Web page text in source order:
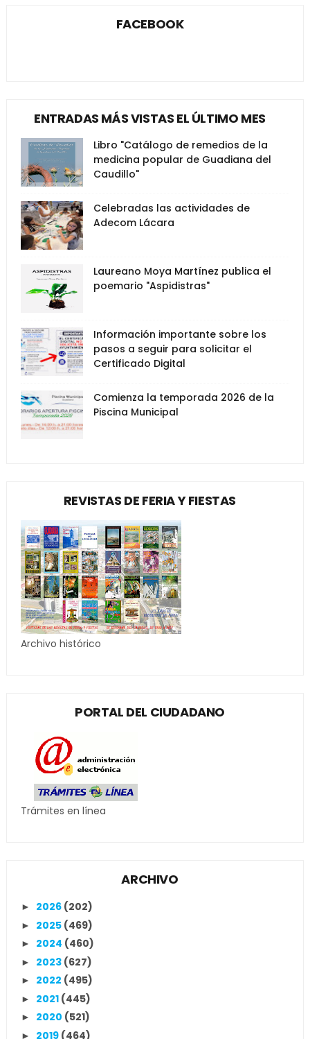
FACEBOOK
ENTRADAS MÁS VISTAS EL ÚLTIMO MES
Libro "Catálogo de remedios de la
medicina popular de Guadiana del
Caudillo"
Celebradas las actividades de
Adecom Lácara
Laureano Moya Martínez publica el
poemario "Aspidistras"
Información importante sobre los
pasos a seguir para solicitar el
Certificado Digital
Comienza la temporada 2026 de la
Piscina Municipal
REVISTAS DE FERIA Y FIESTAS
Archivo histórico
PORTAL DEL CIUDADANO
Trámites en línea
ARCHIVO
► 2026 (202)
► 2025 (469)
► 2024 (460)
► 2023 (627)
► 2022 (495)
► 2021 (445)
► 2020 (521)
► 2019 (464)